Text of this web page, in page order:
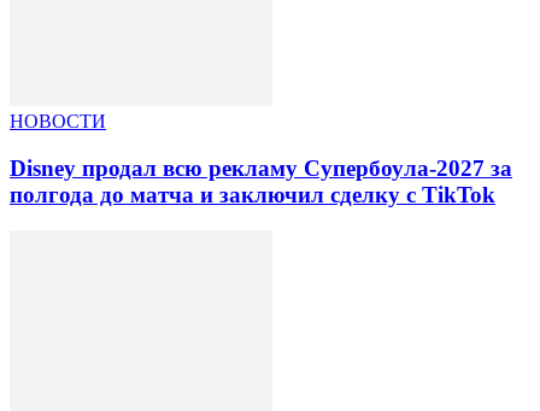
НОВОСТИ
Disney продал всю рекламу Супербоула-2027 за
полгода до матча и заключил сделку с TikTok